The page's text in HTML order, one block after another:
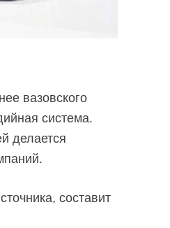
вазовского
система.
делается
составит